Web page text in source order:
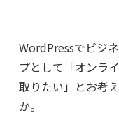
WordPressでビジ
プとして「オンラ
取りたい」とお考
か。